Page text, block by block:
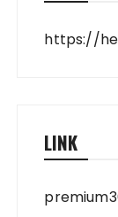
https://
LINK